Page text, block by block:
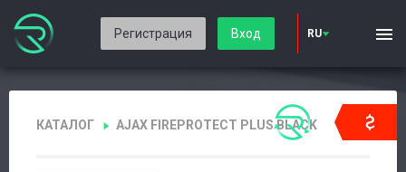
Регистрация Вход RU
КАТАЛОГ AJAX FIREPROTECT PLUS BLACK